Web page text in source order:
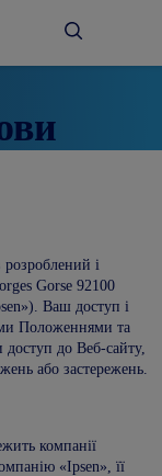
і
Gorse 92100
Ваш доступ і
Положеннями та
до Веб-сайту,
або застережень.
компанії
«Ipsen», її